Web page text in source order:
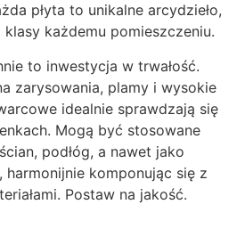
płyta to unikalne arcydzieło,
każdemu pomieszczeniu.
to inwestycja w trwałość.
zarysowania, plamy i wysokie
idealnie sprawdzają się
Mogą być stosowane
podłóg, a nawet jako
komponując się z
Postaw na jakość.